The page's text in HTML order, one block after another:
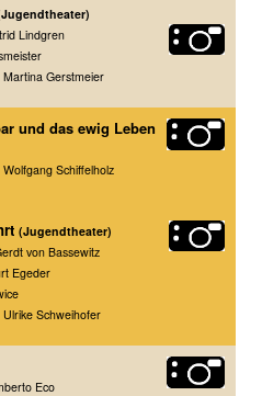
Lindgren
Gerstmeier
und das ewig Leben
Schiffelholz
(Jugendtheater)
von Bassewitz
Egeder
Schweihofer
Eco